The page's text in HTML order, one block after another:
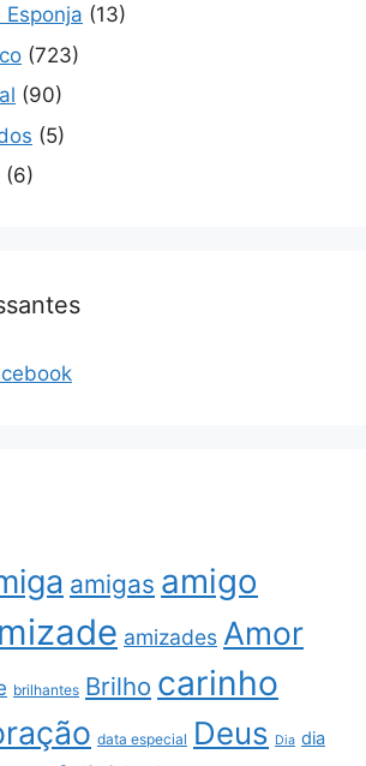
(13)
(723)
(90)
(5)
(6)
amigas amigo
amizades Amor
brilhantes Brilho carinho
data especial Deus Dia dia